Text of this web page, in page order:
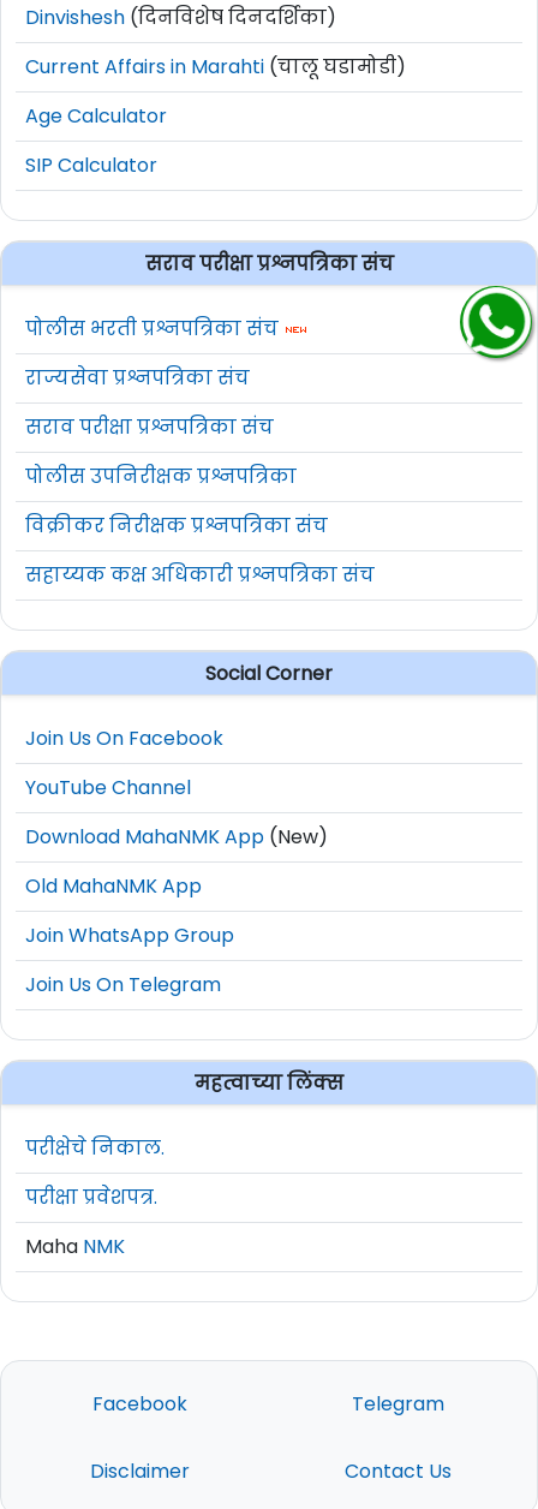
Dinvishesh (दिनविशेष दिनदर्शिका)
Current Affairs in Marahti (चालू घडामोडी)
Age Calculator
SIP Calculator
सराव परीक्षा प्रश्नपत्रिका संच
पोलीस भरती प्रश्नपत्रिका संच
राज्यसेवा प्रश्नपत्रिका संच
सराव परीक्षा प्रश्नपत्रिका संच
पोलीस उपनिरीक्षक प्रश्नपत्रिका
विक्रीकर निरीक्षक प्रश्नपत्रिका संच
सहाय्यक कक्ष अधिकारी प्रश्नपत्रिका संच
Social Corner
Join Us On Facebook
YouTube Channel
Download MahaNMK App (New)
Old MahaNMK App
Join WhatsApp Group
Join Us On Telegram
महत्वाच्या लिंक्स
परीक्षेचे निकाल.
परीक्षा प्रवेशपत्र.
Maha NMK
Facebook Telegram
Disclaimer Contact Us